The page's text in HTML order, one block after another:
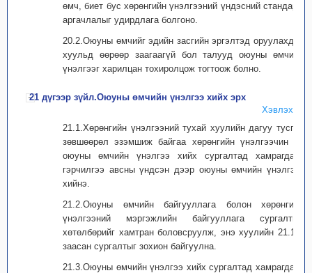
өмч, биет бус хөрөнгийн үнэлгээний үндэсний стандарт,
аргачлалыг удирдлага болгоно.
20.2.Оюуны өмчийг эдийн засгийн эргэлтэд оруулахдаа
хуульд өөрөөр заагаагүй бол талууд оюуны өмчийн
үнэлгээг харилцан тохиролцож тогтоож болно.
21 дүгээр зүйл.Оюуны өмчийн үнэлгээ хийх эрх
Хэвлэх
21.1.Хөрөнгийн үнэлгээний тухай хуулийн дагуу тусгай
зөвшөөрөл эзэмшиж байгаа хөрөнгийн үнэлгээчин нь
оюуны өмчийн үнэлгээ хийх сургалтад хамрагдаж,
гэрчилгээ авсны үндсэн дээр оюуны өмчийн үнэлгээг
хийнэ.
21.2.Оюуны өмчийн байгууллага болон хөрөнгийн
үнэлгээний мэргэжлийн байгууллага сургалтын
хөтөлбөрийг хамтран боловсруулж, энэ хуулийн 21.1-д
заасан сургалтыг зохион байгуулна.
21.3.Оюуны өмчийн үнэлгээ хийх сургалтад хамрагдаж,